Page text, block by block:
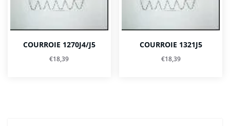
COURROIE 1270J4/J5
€18,39
COURROIE 1321J5
€18,39